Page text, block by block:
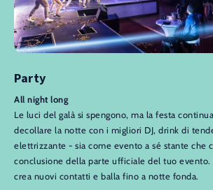
Party
All night long
Le luci del galà si spengono, ma la festa
decollare la notte con i migliori DJ, drink di
elettrizzante - sia come evento a sé stante che
conclusione della parte ufficiale del tuo evento.
crea nuovi contatti e balla fino a notte fonda.